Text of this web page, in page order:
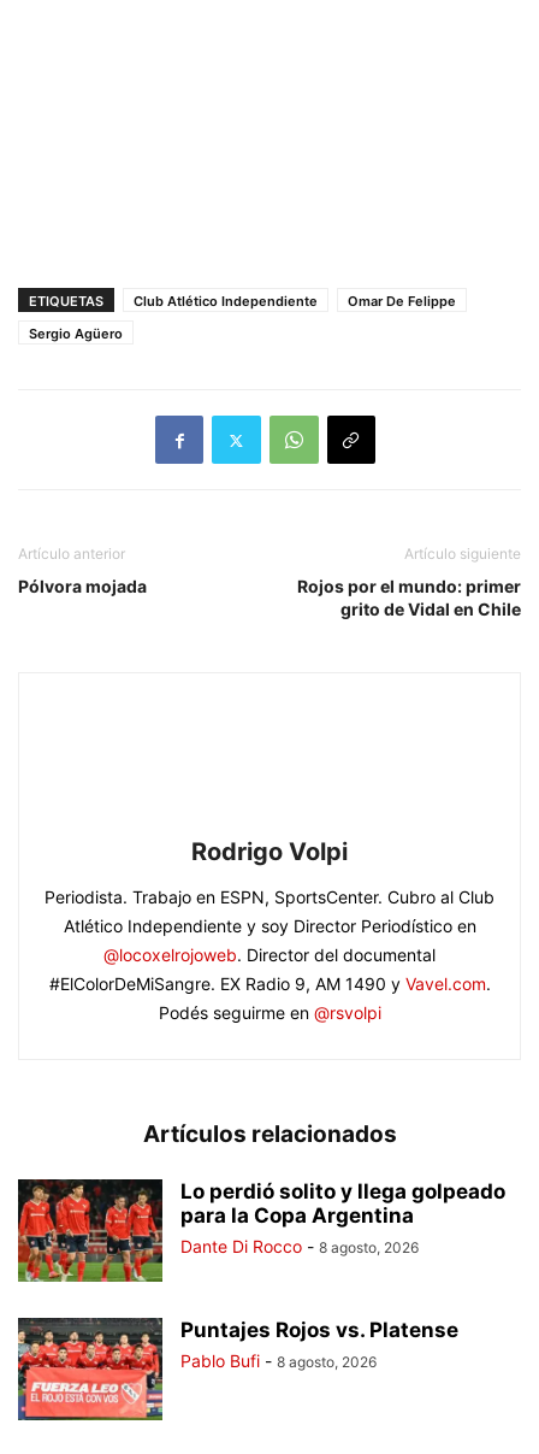
ETIQUETAS Club Atlético Independiente
Omar De Felippe
Sergio Agüero
Artículo anterior
Pólvora mojada
Artículo siguiente
Rojos por el mundo: primer
grito de Vidal en Chile
Rodrigo Volpi
Periodista. Trabajo en ESPN, SportsCenter. Cubro al Club
Atlético Independiente y soy Director Periodístico en
@locoxelrojoweb. Director del documental
#ElColorDeMiSangre. EX Radio 9, AM 1490 y Vavel.com.
Podés seguirme en @rsvolpi
Artículos relacionados
Lo perdió solito y llega golpeado
para la Copa Argentina
Dante Di Rocco - 8 agosto, 2026
Puntajes Rojos vs. Platense
Pablo Bufi - 8 agosto, 2026